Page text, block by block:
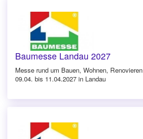
Baumesse Landau 2027
Messe rund um Bauen, Wohnen,
09.04. bis 11.04.2027 in Landau